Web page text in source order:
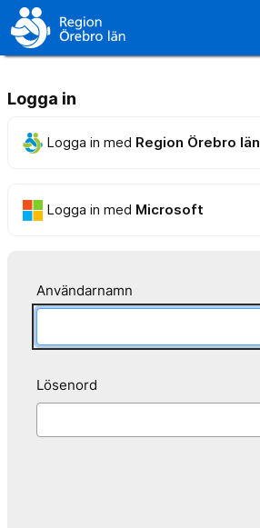
Logga in
Logga in med Region Örebro län
Logga in med Microsoft
Användarnamn
Lösenord